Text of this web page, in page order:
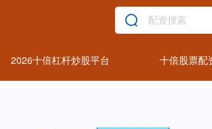
2026十倍杠杆炒股平台 十倍股票配